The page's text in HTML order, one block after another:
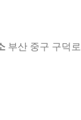
부산 중구 구덕